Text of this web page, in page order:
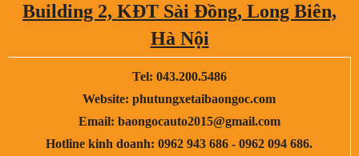
Building 2, KĐT Sài Đồng, Long Biên,
Hà Nội
Tel: 043.200.5486
Website: phutungxetaibaongoc.com
Email: baongocauto2015@gmail.com
Hotline kinh doanh: 0962 943 686 - 0962 094 686.